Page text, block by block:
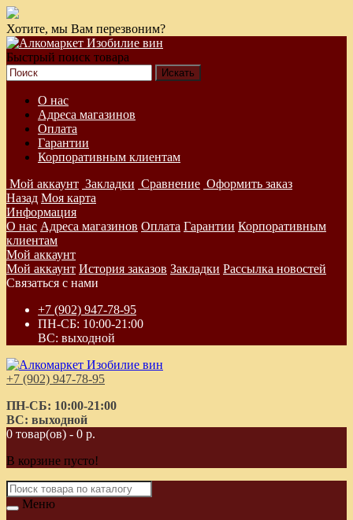
Хотите, мы Вам перезвоним?
Быстрый поиск товара
О нас
Адреса магазинов
Оплата
Гарантии
Корпоративным клиентам
Мой аккаунт Закладки Сравнение Оформить заказ
Назад Моя карта
Информация
О нас Адреса магазинов Оплата Гарантии Корпоративным
клиентам
Мой аккаунт
Мой аккаунт История заказов Закладки Рассылка новостей
Связаться с нами
+7 (902) 947-78-95
ПН-СБ: 10:00-21:00
ВС: выходной
+7 (902) 947-78-95
ПН-СБ: 10:00-21:00
ВС: выходной
0 товар(ов) - 0 р.
В корзине пусто!
Меню